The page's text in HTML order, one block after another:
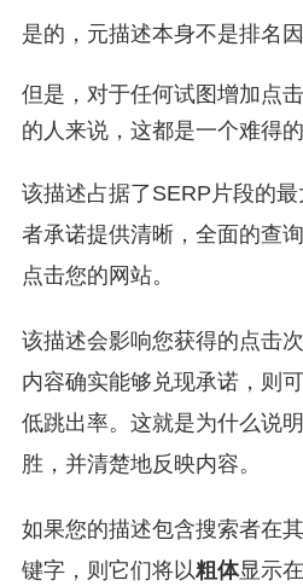
是的，元描述本身不是排名因
但是，对于任何试图增加点
的人来说，这都是一个难得的
该描述占据了SERP片段的
者承诺提供清晰，全面的查
点击您的网站。
该描述会影响您获得的点击
内容确实能够兑现承诺，则
低跳出率。这就是为什么说
胜，并清楚地反映内容。
如果您的描述包含搜索者在
键字，则它们将以粗体显示